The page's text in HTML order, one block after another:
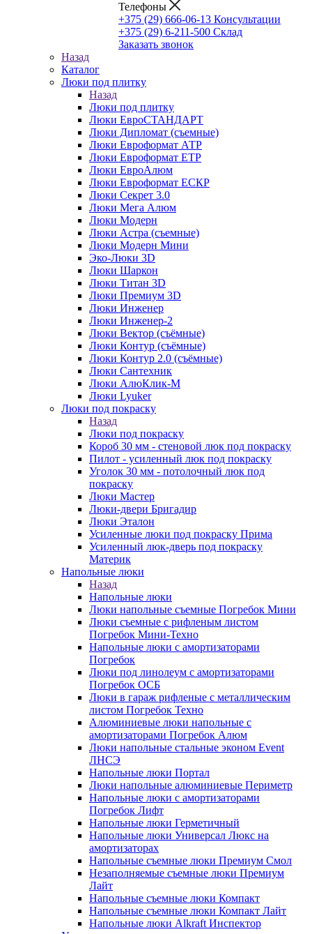
Телефоны
+375 (29) 666-06-13 Консультации
+375 (29) 6-211-500 Склад
Заказать звонок
Назад
Каталог
Люки под плитку
Назад
Люки под плитку
Люки ЕвроСТАНДАРТ
Люки Дипломат (съемные)
Люки Евроформат АТР
Люки Евроформат ЕТР
Люки ЕвроАлюм
Люки Евроформат ЕСКР
Люки Секрет 3.0
Люки Мега Алюм
Люки Модерн
Люки Астра (съемные)
Люки Модерн Мини
Эко-Люки 3D
Люки Шаркон
Люки Титан 3D
Люки Премиум 3D
Люки Инженер
Люки Инженер-2
Люки Вектор (съёмные)
Люки Контур (съёмные)
Люки Контур 2.0 (съёмные)
Люки Сантехник
Люки АлюКлик-М
Люки Lyuker
Люки под покраску
Назад
Люки под покраску
Короб 30 мм - стеновой люк под покраску
Пилот - усиленный люк под покраску
Уголок 30 мм - потолочный люк под
покраску
Люки Мастер
Люки-двери Бригадир
Люки Эталон
Усиленные люки под покраску Прима
Усиленный люк-дверь под покраску
Материк
Напольные люки
Назад
Напольные люки
Люки напольные съемные Погребок Мини
Люки съемные с рифленым листом
Погребок Мини-Техно
Напольные люки с амортизаторами
Погребок
Люки под линолеум с амортизаторами
Погребок ОСБ
Люки в гараж рифленые с металлическим
листом Погребок Техно
Алюминиевые люки напольные с
амортизаторами Погребок Алюм
Люки напольные стальные эконом Event
ЛНСЭ
Напольные люки Портал
Люки напольные алюминиевые Периметр
Напольные люки с амортизаторами
Погребок Лифт
Напольные люки Герметичный
Напольные люки Универсал Люкс на
амортизаторах
Напольные съемные люки Премиум Смол
Незаполняемые съемные люки Премиум
Лайт
Напольные съемные люки Компакт
Напольные съемные люки Компакт Лайт
Напольные люки Alkraft Инспектор